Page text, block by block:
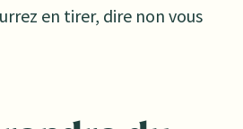
en tirer, dire non vous